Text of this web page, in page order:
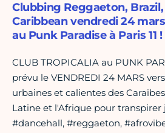
Clubbing Reggaeton,
Caribbean vendredi 24
au Punk Paradise à Paris 11 !
CLUB TROPICALIA au PUNK
prévu le VENDREDI 24 MARS
urbaines et calientes des
Latine et l'Afrique pour transpirer
#dancehall, #reggaeton,